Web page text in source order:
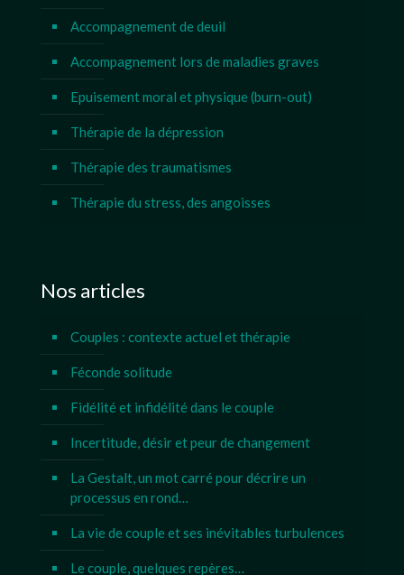
Accompagnement de deuil
Accompagnement lors de maladies graves
Epuisement moral et physique (burn-out)
Thérapie de la dépression
Thérapie des traumatismes
Thérapie du stress, des angoisses
Nos articles
Couples : contexte actuel et thérapie
Féconde solitude
Fidélité et infidélité dans le couple
Incertitude, désir et peur de changement
La Gestalt, un mot carré pour décrire un
processus en rond…
La vie de couple et ses inévitables turbulences
Le couple, quelques repères…